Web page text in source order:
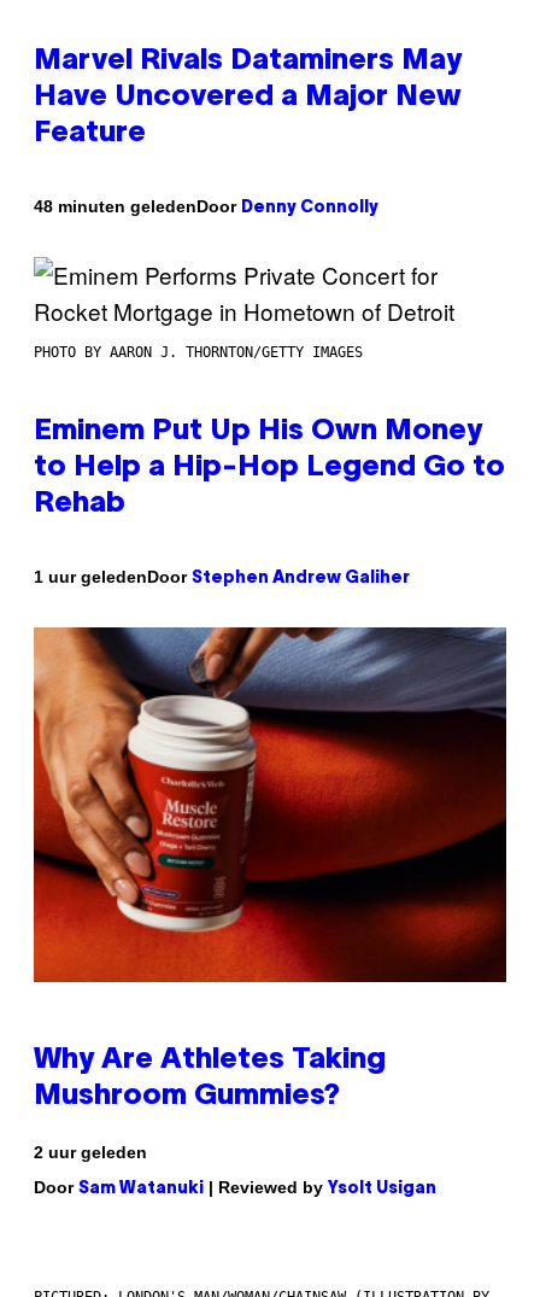
Marvel Rivals Dataminers May
Have Uncovered a Major New
Feature
48 minuten geledenDoor Denny Connolly
PHOTO BY AARON J. THORNTON/GETTY IMAGES
Eminem Put Up His Own Money
to Help a Hip-Hop Legend Go to
Rehab
1 uur geledenDoor Stephen Andrew Galiher
Why Are Athletes Taking
Mushroom Gummies?
2 uur geleden
Door Sam Watanuki | Reviewed by Ysolt Usigan